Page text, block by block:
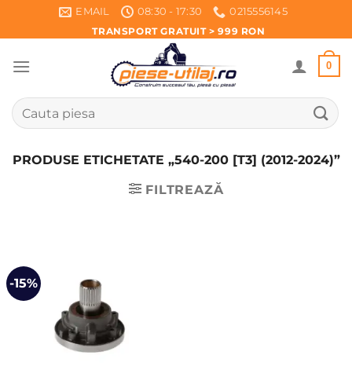
EMAIL 08:30 - 17:30
0215556145
TRANSPORT GRATUIT > 999 RON
0
Caută
după:
PRODUSE ETICHETATE „540-200 [T3] (2012-2024)”
FILTREAZĂ
-15%